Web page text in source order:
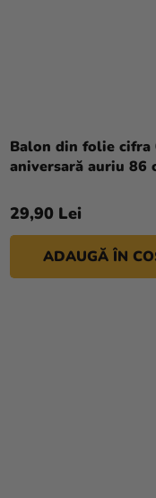
Balon din folie cifra
aniversară auriu 86
29,90 Lei
ADAUGĂ ÎN